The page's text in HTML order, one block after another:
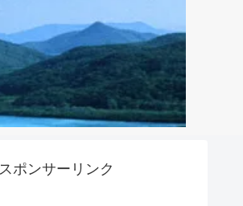
スポンサーリンク